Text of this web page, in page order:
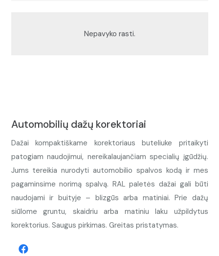
Nepavyko rasti.
Automobilių dažų korektoriai
Dažai kompaktiškame korektoriaus buteliuke pritaikyti
patogiam naudojimui, nereikalaujančiam specialių įgūdžių.
Jums tereikia nurodyti automobilio spalvos kodą ir mes
pagaminsime norimą spalvą. RAL paletės dažai gali būti
naudojami ir buityje – blizgūs arba matiniai. Prie dažų
siūlome gruntu, skaidriu arba matiniu laku užpildytus
korektorius. Saugus pirkimas. Greitas pristatymas.